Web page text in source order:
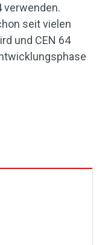
verwenden.
seit vielen
und CEN 64